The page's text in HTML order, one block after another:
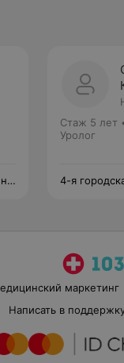
Стаж 5 лет
Уролог
4-я
маркетинг
Написать в